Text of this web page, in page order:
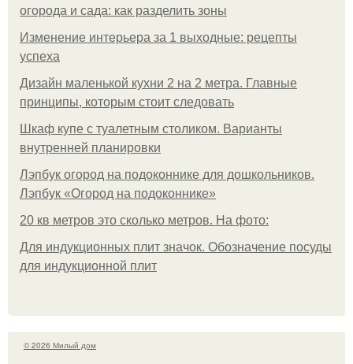
огорода и сада: как разделить зоны
Изменение интерьера за 1 выходные: рецепты
успеха
Дизайн маленькой кухни 2 на 2 метра. Главные
принципы, которым стоит следовать
Шкаф купе с туалетным столиком. Варианты
внутренней планировки
Лэпбук огород на подоконнике для дошкольников.
Лэпбук «Огород на подоконнике»
20 кв метров это сколько метров. На фото:
Для индукционных плит значок. Обозначение посуды
для индукционной плит
© 2026 Милый дом